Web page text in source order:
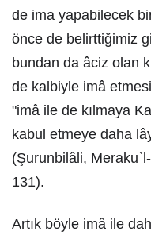
de ima yapabilecek
önce de belirttiğimiz
bundan da âciz olan
de kalbiyle imâ
"imâ ile de kılmaya
kabul etmeye daha
(Şurunbilâli,
131).
Artık böyle imâ ile